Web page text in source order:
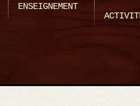
ENSEIGNEMENT